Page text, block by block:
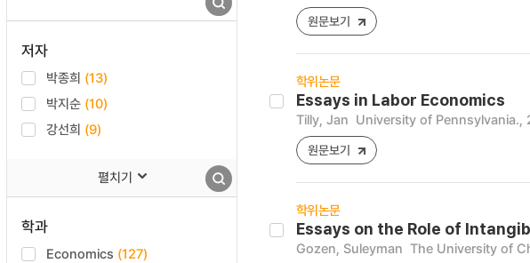
저자
박종희 (13)
박지순 (10)
강선희 (9)
펼치기
학과
Economics (127)
원문보기
학위논문
Essays in Labor Economics
Tilly, Jan University of Pennsylvania.,
원문보기
학위논문
Essays on the Role of
Gozen, Suleyman The University of